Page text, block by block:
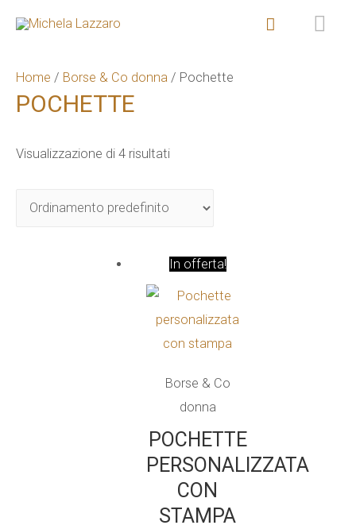
Cerca
Home / Borse & Co donna / Pochette
POCHETTE
Visualizzazione di 4 risultati
In offerta!
Borse & Co
donna
POCHETTE
PERSONALIZZATA
CON
STAMPA